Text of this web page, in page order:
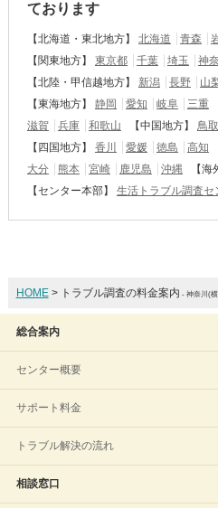
ております
【北海道・東北地方】 北海道 青森
【関東地方】
東京都 千葉 埼玉 神
【北陸・甲信越地方】
新潟 長野 山
【東海地方】
静岡 愛知 岐阜 三重
滋賀
兵庫 和歌山 【中国地方】 鳥取
【四国地方】
香川 愛媛 徳島 高知
大分
熊本 宮崎 鹿児島 沖縄 【海
【センター本部】
生活トラブル調査セ
HOME> トラブル調査の料金案内 - 神奈川(
総合案内
センター概要
サポート料金
トラブル解決の流れ
相談窓口